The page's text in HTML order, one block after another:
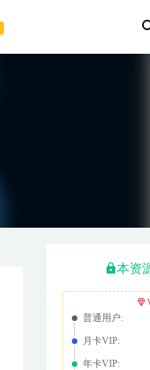
本资
普通用户:
月卡VIP:
年卡VIP: